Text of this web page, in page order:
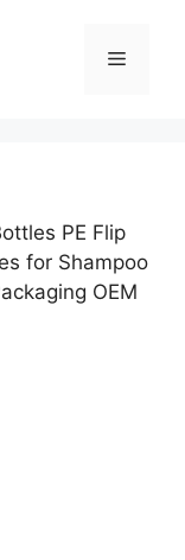
メ
ー
PE Flip
for Shampoo
OEM